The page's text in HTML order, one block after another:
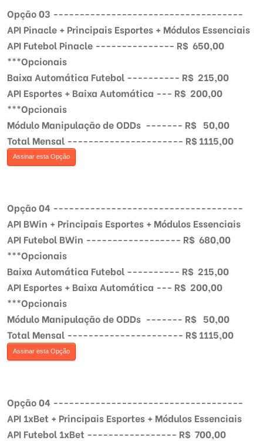
Opção 03 ------------------------------------
API Pinacle + Principais Esportes + Módulos Essenciais
API Futebol Pinacle --------------- R$ 650,00
***Opcionais
Baixa Automática Futebol ---------- R$ 215,00
API Esportes + Baixa Automática --- R$ 200,00
***Opcionais
Módulo Manipulação de ODDs ------- R$ 50,00
Total Mensal ---------------------- R$ 1115,00
Assinar esta Opção
Opção 04 ------------------------------------
API BWin + Principais Esportes + Módulos Essenciais
API Futebol BWin ------------------ R$ 680,00
***Opcionais
Baixa Automática Futebol ---------- R$ 215,00
API Esportes + Baixa Automática --- R$ 200,00
***Opcionais
Módulo Manipulação de ODDs ------- R$ 50,00
Total Mensal ---------------------- R$ 1115,00
Assinar esta Opção
Opção 04 ------------------------------------
API 1xBet + Principais Esportes + Módulos Essenciais
API Futebol 1xBet ----------------- R$ 700,00